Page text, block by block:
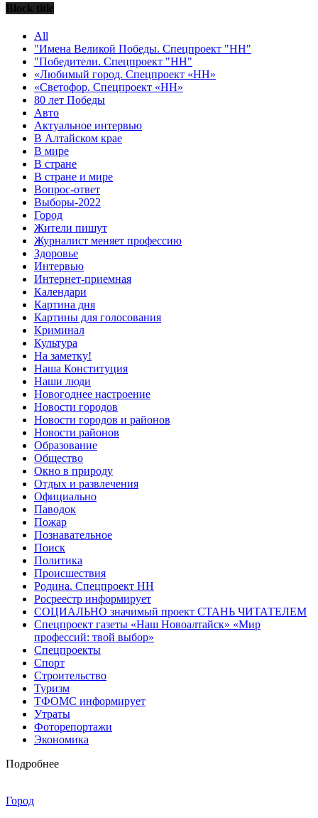
Block title
All
"Имена Великой Победы. Спецпроект "НН"
"Победители. Спецпроект "НН"
«Любимый город. Спецпроект «НН»
«Светофор. Спецпроект «НН»
80 лет Победы
Авто
Актуальное интервью
В Алтайском крае
В мире
В стране
В стране и мире
Вопрос-ответ
Выборы-2022
Город
Жители пишут
Журналист меняет профессию
Здоровье
Интервью
Интернет-приемная
Календари
Картина дня
Картины для голосования
Криминал
Культура
На заметку!
Наша Конституция
Наши люди
Новогоднее настроение
Новости городов
Новости городов и районов
Новости районов
Образование
Общество
Окно в природу
Отдых и развлечения
Официально
Паводок
Пожар
Познавательное
Поиск
Политика
Происшествия
Родина. Спецпроект НН
Росреестр информирует
СОЦИАЛЬНО значимый проект СТАНЬ ЧИТАТЕЛЕМ
Спецпроект газеты «Наш Новоалтайск» «Мир
профессий: твой выбор»
Спецпроекты
Спорт
Строительство
Туризм
ТФОМС информирует
Утраты
Фоторепортажи
Экономика
Подробнее
Город